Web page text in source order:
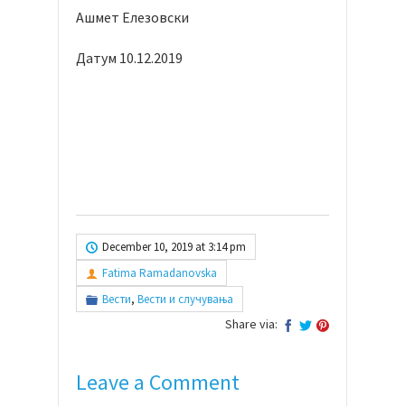
Ашмет Елезовски
Датум 10.12.2019
December 10, 2019 at 3:14 pm
Fatima Ramadanovska
Вести, Вести и случувања
Share via:
Leave a Comment